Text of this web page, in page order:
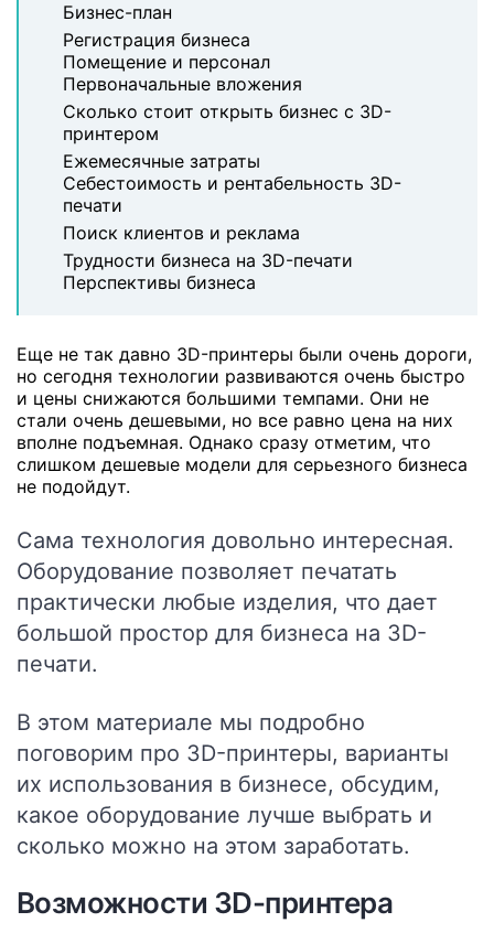
Бизнес-план
Регистрация бизнеса
Помещение и персонал
Первоначальные вложения
Сколько стоит открыть бизнес с 3D-
принтером
Ежемесячные затраты
Себестоимость и рентабельность 3D-
печати
Поиск клиентов и реклама
Трудности бизнеса на 3D-печати
Перспективы бизнеса
Еще не так давно 3D-принтеры были очень дороги,
но сегодня технологии развиваются очень быстро
и цены снижаются большими темпами. Они не
стали очень дешевыми, но все равно цена на них
вполне подъемная. Однако сразу отметим, что
слишком дешевые модели для серьезного бизнеса
не подойдут.
Сама технология довольно интересная.
Оборудование позволяет печатать
практически любые изделия, что дает
большой простор для бизнеса на 3D-
печати.
В этом материале мы подробно
поговорим про 3D-принтеры, варианты
их использования в бизнесе, обсудим,
какое оборудование лучше выбрать и
сколько можно на этом заработать.
Возможности 3D-принтера